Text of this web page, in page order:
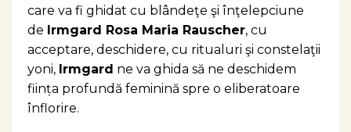
care va fi ghidat cu blândeţe şi înţelepciune
de Irmgard Rosa Maria Rauscher, cu
acceptare, deschidere, cu ritualuri şi constelaţii
yoni, Irmgard ne va ghida să ne deschidem
ființa profundă feminină spre o eliberatoare
înflorire.